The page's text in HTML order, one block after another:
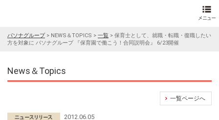
パソナグループ> NEWS＆TOPICS > 一覧 > 保育士として、就職・転職・復職したい
方を対象に パソナグループ 『保育園で働こう！合同説明会』 6/23開催
News＆Topics
一覧ページへ
2012.06.05